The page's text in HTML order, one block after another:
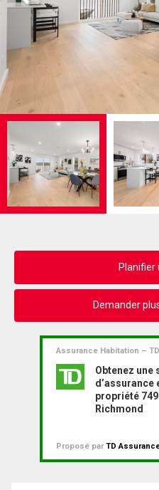
Planifier
Demander
Assurance Habitation –
Obtenez une
d’assurance
propriété
Richmond
Proposé parTD